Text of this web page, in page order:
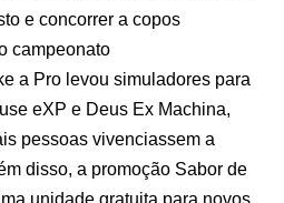
e concorrer a copos
campeonato
a Pro levou simuladores para
eXP e Deus Ex Machina,
pessoas vivenciassem a
disso, a promoção Sabor de
unidade gratuita para novos